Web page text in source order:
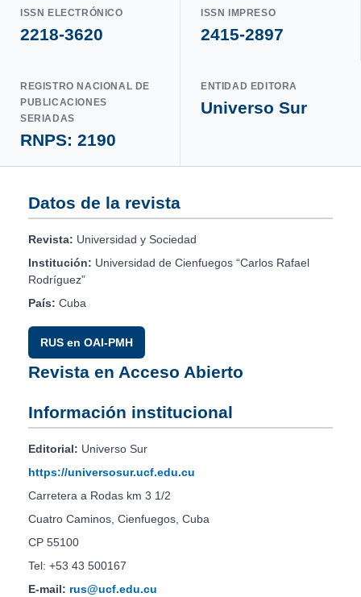
ISSN ELECTRÓNICO
2218-3620
ISSN IMPRESO
2415-2897
REGISTRO NACIONAL DE
PUBLICACIONES
SERIADAS
RNPS: 2190
ENTIDAD EDITORA
Universo Sur
Datos de la revista
Revista: Universidad y Sociedad
Institución: Universidad de Cienfuegos “Carlos Rafael
Rodríguez”
País: Cuba
RUS en OAI-PMH
Revista en Acceso Abierto
Información institucional
Editorial: Universo Sur
https://universosur.ucf.edu.cu
Carretera a Rodas km 3 1/2
Cuatro Caminos, Cienfuegos, Cuba
CP 55100
Tel: +53 43 500167
E-mail: rus@ucf.edu.cu